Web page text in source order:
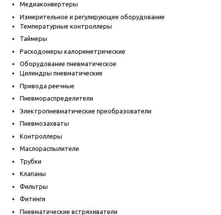
Медиаконвертеры
Измерительное и регулирующее оборудование
Температурные контроллеры
Таймеры
Расходомеры калориметрические
Оборудование пневматическое
Цилиндры пневматические
Привода реечные
Пневмораспределители
Электропневматические преобразователи
Пневмозахваты
Контроллеры
Маслораспылители
Трубки
Клапаны
Фильтры
Фитинги
Пневматические встряхиватели